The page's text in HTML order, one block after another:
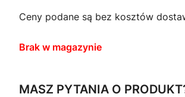
Ceny podane są bez kosztów
Brak w magazynie
MASZ PYTANIA O